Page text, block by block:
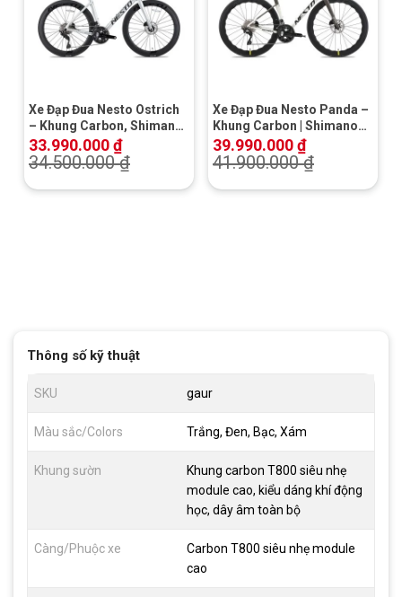
Xe Đạp Đua Nesto Ostrich
– Khung Carbon, Shimano
105, Phanh Đĩa Dầu
33.990.000₫
34.500.000₫
Xe Đạp Đua Nesto Panda –
Khung Carbon | Shimano
105
39.990.000₫
41.900.000₫
Thông số kỹ thuật
SKU gaur
Màu sắc/Colors Trắng, Đen, Bạc, Xám
Khung sườn
Khung carbon T800 siêu nhẹ
module cao, kiểu dáng khí động
học, dây âm toàn bộ
Càng/Phuộc xe
Carbon T800 siêu nhẹ module
cao